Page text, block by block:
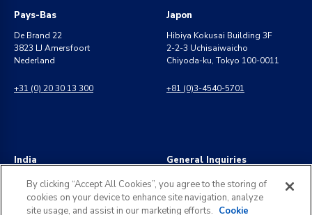
Pays-Bas
De Brand 22
3823 LJ Amersfoort
Nederland
+31 (0) 20 30 13 300
Japon
Hibiya Kokusai Building 3F
2-2-3 Uchisaiwaicho
Chiyoda-ku, Tokyo 100-0011
+81 (0)3-4540-5701
India
8 Perungudi Industrial Estate
Perungudi, Chennai
600 096, India
General Inquiries
info@kldiscovery.com
+1 (888) 811-3789
By clicking “Accept All Cookies”, you agree to the storing of
cookies on your device to enhance site navigation, analyze
site usage, and assist in our marketing efforts. Cookie